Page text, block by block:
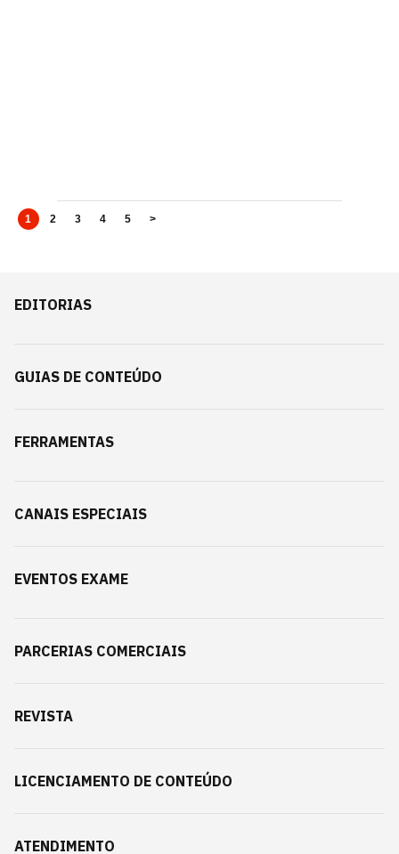
1 2 3 4 5 >
EDITORIAS
GUIAS DE CONTEÚDO
FERRAMENTAS
CANAIS ESPECIAIS
EVENTOS EXAME
PARCERIAS COMERCIAIS
REVISTA
LICENCIAMENTO DE CONTEÚDO
ATENDIMENTO